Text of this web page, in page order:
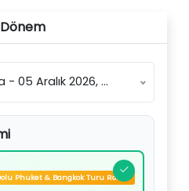
27 Kasım 2026, Cuma - 05 Aralık 2026, Cumartesi (2 konaklama seçeneği) - 2.087,00 USD'den başlayan
Phuket & Bangkok Turu Rotası